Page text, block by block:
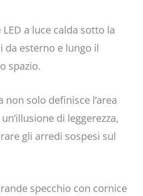
a luce calda sotto la
da esterno e lungo il
spazio.
non solo definisce l’area
di leggerezza,
gli arredi sospesi sul
specchio con cornice